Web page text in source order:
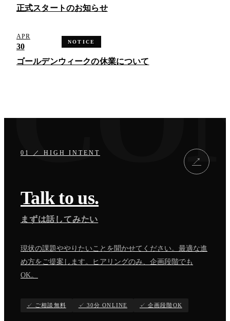
正式スタートのお知らせ
APR
30
NOTICE
ゴールデンウィークの休業について
01 ／ HIGH INTENT
↗
Talk to us.
まずは話してみたい
現状の課題ややりたいことを聞かせてください。最適な進
め方をご提案します。ヒアリングのみ、企画段階でも
OK。
✓ ご相談無料 ✓ 30分 ONLINE ✓ 企画段階OK